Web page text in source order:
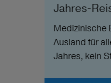
Jahres-
Medizinische
Ausland für
Jahres, kein